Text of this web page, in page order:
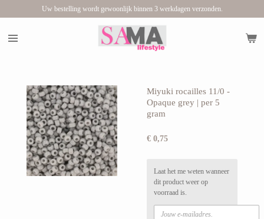
de
Uw bestelling wordt gewoonlijk binnen 3 werkdagen verzonden.
Miyuki rocailles 11/0 -
Opaque grey | per 5
gram
€ 0,75
Laat het me weten wanneer
dit product weer op
voorraad is.